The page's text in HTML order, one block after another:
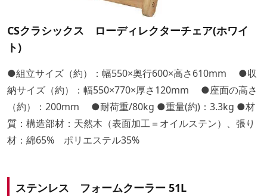
CSクラシックス ローディレクターチェア(ホワイ
ト)
●組立サイズ（約）：幅550×奥行600×高さ610mm ●収
納サイズ（約）：幅550×770×厚さ120mm ●座面の高さ
（約）：200mm ●耐荷重/80kg ●重量(約)：3.3kg ●材
質：構造部材：天然木（表面加工＝オイルステン）、張り
材：綿65% ポリエステル35%
ステンレス フォームクーラー 51L